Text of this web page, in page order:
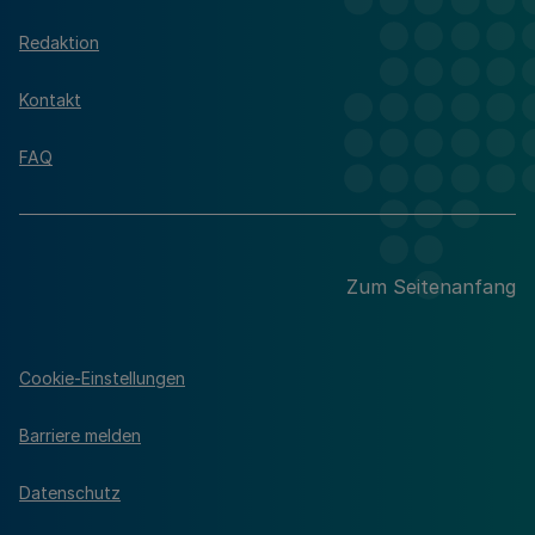
Redaktion
Kontakt
FAQ
Zum Seitenanfang
Cookie-Einstellungen
Barriere melden
Datenschutz